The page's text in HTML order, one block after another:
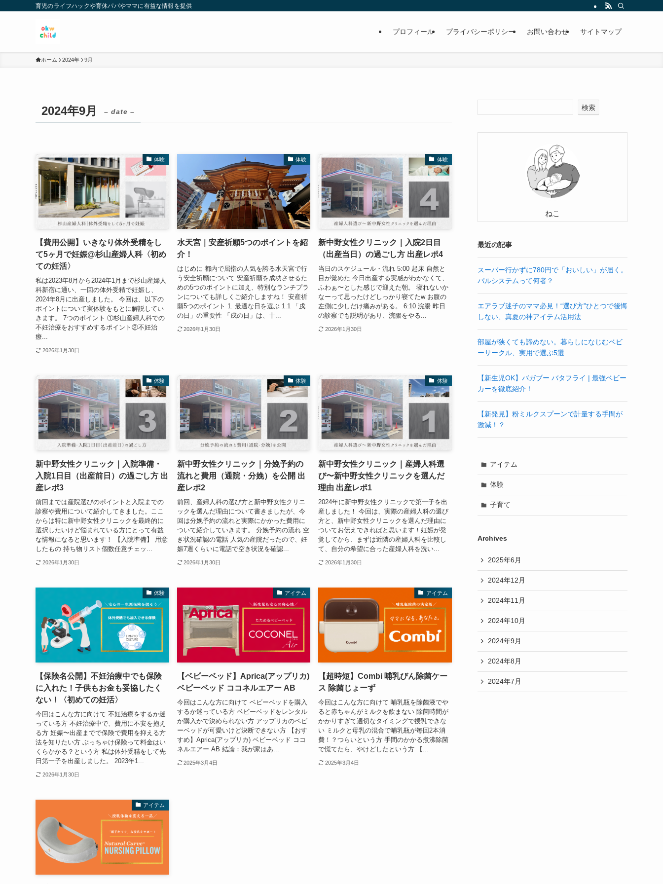
育児のライフハックや育休パパやママに有益な情報を提供
プロフィール プライバシーポリシー お問い合わせ サイトマップ
ホーム 2024年 9月
2024年9月 – date –
体験
【費用公開】いきなり体外受精をし
て5ヶ月で妊娠@杉山産婦人科〈初め
ての妊活〉
私は2023年8月から2024年1月まで杉山産婦人
科新宿に通い、一回の体外受精で妊娠し、
2024年8月に出産しました。 今回は、以下の
ポイントについて実体験をもとに解説してい
きます。 7つのポイント ①杉山産婦人科での
不妊治療をおすすめするポイント②不妊治
療...
2026年1月30日
体験
水天宮｜安産祈願5つのポイントを紹
介！
はじめに 都内で屈指の人気を誇る水天宮で行
う安全祈願について 安産祈願を成功させるた
めの5つのポイントに加え、特別なランチプラ
ンについても詳しくご紹介しますね！ 安産祈
願5つのポイント 1. 最適な日を選ぶ 1.1 「戌
の日」の重要性 「戌の日」は、十...
2026年1月30日
体験
新中野女性クリニック｜入院2日目
（出産当日）の過ごし方 出産レポ4
当日のスケジュール・流れ 5:00 起床 自然と
目が覚めた 今日出産する実感がわかなくて、
ふわぁ〜とした感じで迎えた朝。 寝れないか
なーって思ったけどしっかり寝てたw お腹の
左側に少しだけ痛みがある。 6:10 浣腸 昨日
の診察でも説明があり、浣腸をやる...
2026年1月30日
体験
新中野女性クリニック｜入院準備・
入院1日目（出産前日）の過ごし方 出
産レポ3
前回までは産院選びのポイントと入院までの
診察や費用について紹介してきました。ここ
からは特に新中野女性クリニックを最終的に
選択したいけど悩まれている方にとって有益
な情報になると思います！ 【入院準備】 用意
したもの 持ち物リスト個数任意チェッ...
2026年1月30日
体験
新中野女性クリニック｜分娩予約の
流れと費用（通院・分娩）を公開 出
産レポ2
前回、産婦人科の選び方と新中野女性クリニ
ックを選んだ理由について書きましたが、今
回は分娩予約の流れと実際にかかった費用に
ついて紹介していきます。 分娩予約の流れ 空
き状況確認の電話 人気の産院だったので、妊
娠7週くらいに電話で空き状況を確認...
2026年1月30日
体験
新中野女性クリニック｜産婦人科選
び〜新中野女性クリニックを選んだ
理由 出産レポ1
2024年に新中野女性クリニックで第一子を出
産しました！ 今回は、実際の産婦人科の選び
方と、新中野女性クリニックを選んだ理由に
ついてお伝えできればと思います！妊娠が発
覚してから、まずは近隣の産婦人科を比較し
て、自分の希望に合った産婦人科を洗い...
2026年1月30日
体験
【保険名公開】不妊治療中でも保険
に入れた！子供もお金も妥協したく
ない！〈初めての妊活〉
今回はこんな方に向けて 不妊治療をするか迷
っている方 不妊治療中で、費用に不安を抱え
る方 妊娠〜出産までで保険で費用を抑える方
法を知りたい方 ぶっちゃけ保険って料金はい
くらかかる？という方 私は体外受精をして先
日第一子を出産しました。 2023年1...
2026年1月30日
アイテム
【ベビーベッド】Aprica(アップリカ)
ベビーベッド ココネルエアー AB
今回はこんな方に向けて ベビーベッドを購入
するか迷っている方 ベビーベッドをレンタル
か購入かで決められない方 アップリカのベビ
ーベッドが可愛いけど決断できない方 【おす
すめ】Aprica(アップリカ) ベビーベッド ココ
ネルエアー AB 結論：我が家はあ...
2025年3月4日
アイテム
【超時短】Combi 哺乳びん除菌ケー
ス 除菌じょーず
今回はこんな方に向けて 哺乳瓶を除菌液でや
ると赤ちゃんがミルクを飲まない 除菌時間が
かかりすぎて適切なタイミングで授乳できな
い ミルクと母乳の混合で哺乳瓶が毎回2本消
費！？つらいという方 手間のかかる煮沸除菌
で慌てたら、やけどしたという方 【...
2025年3月4日
アイテム
検索
ねこ
最近の記事
スーパー行かずに780円で「おいしい」が届く。
パルシステムって何者？
エアラブ迷子のママ必見！“選び方”ひとつで後悔
しない、真夏の神アイテム活用法
部屋が狭くても諦めない。暮らしになじむベビ
ーサークル、実用で選ぶ5選
【新生児OK】バガブー バタフライ | 最強ベビー
カーを徹底紹介！
【新発見】粉ミルクスプーンで計量する手間が
激減！？
アイテム
体験
子育て
Archives
2025年6月
2024年12月
2024年11月
2024年10月
2024年9月
2024年8月
2024年7月